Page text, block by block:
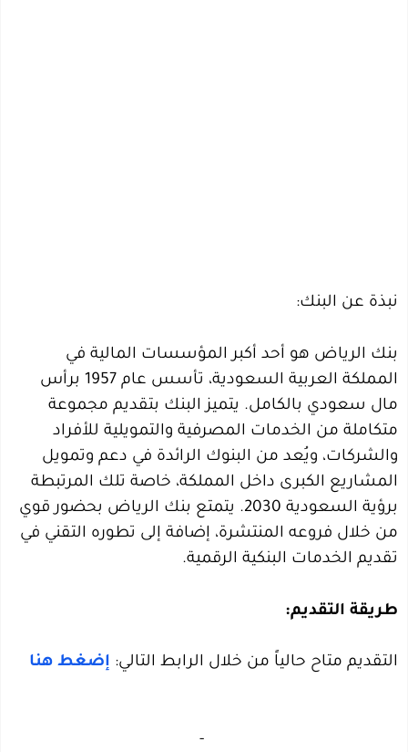
نبذة عن البنك:
بنك الرياض هو أحد أكبر المؤسسات المالية في
المملكة العربية السعودية، تأسس عام 1957 برأس
مال سعودي بالكامل. يتميز البنك بتقديم مجموعة
متكاملة من الخدمات المصرفية والتمويلية للأفراد
والشركات، ويُعد من البنوك الرائدة في دعم وتمويل
المشاريع الكبرى داخل المملكة، خاصة تلك المرتبطة
برؤية السعودية 2030. يتمتع بنك الرياض بحضور قوي
من خلال فروعه المنتشرة، إضافة إلى تطوره التقني في
تقديم الخدمات البنكية الرقمية.
طريقة التقديم:
التقديم متاح حالياً من خلال الرابط التالي: إضغط هنا
-‏